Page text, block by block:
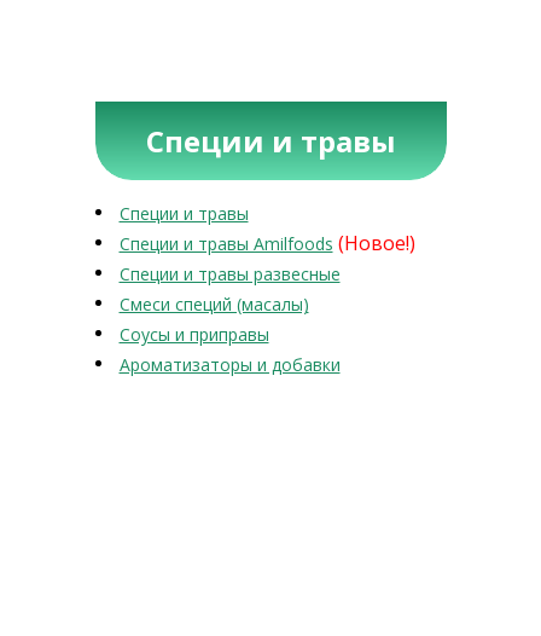
Специи и травы
Специи и травы
Специи и травы Amilfoods (Новое!)
Специи и травы развесные
Смеси специй (масалы)
Соусы и приправы
Ароматизаторы и добавки